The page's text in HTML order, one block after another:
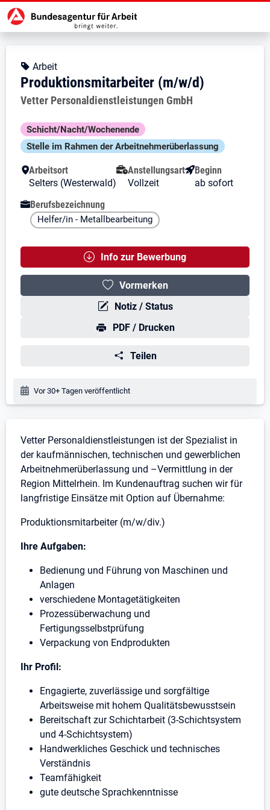
Zur Jobsuche Startseite
Stellendetails zu:
Produktionsmitarbeiter (m/
Produktionsmitarbeiter (m/w/d)
Kopfbereich
Angebotsart:
Arbeit
Produktionsmitarbeiter (m/w/d)
Arbeitgeber:
Vetter Personaldienstleistungen GmbH
Besondere Merkmale
Schicht/Nacht/Wochenende
Stelle im Rahmen der Arbeit­nehmer­über­lassung
Arbeitsort
Selters (Westerwald)
Anstellungsart
Vollzeit
Beginn
ab sofort
Berufsbezeichnung
Helfer/in - Metallbearbeitung
Info zur Bewerbung
Vormerken
Notiz / Status
PDF / Drucken
Teilen
Veröffentlichungsdatum:
Vor 30+ Tagen veröffentlicht
Stellenbeschreibung
Vetter Personaldienstleistungen ist der Spezialist in
der kaufmännischen, technischen und gewerblichen
Arbeitnehmerüberlassung und –Vermittlung in der
Region Mittelrhein. Im Kundenauftrag suchen wir für
langfristige Einsätze mit Option auf Übernahme:
Produktionsmitarbeiter (m/w/div.)
Ihre Aufgaben:
Bedienung und Führung von Maschinen und
Anlagen
verschiedene Montagetätigkeiten
Prozessüberwachung und
Fertigungsselbstprüfung
Verpackung von Endprodukten
Ihr Profil:
Engagierte, zuverlässige und sorgfältige
Arbeitsweise mit hohem Qualitätsbewusstsein
Bereitschaft zur Schichtarbeit (3-Schichtsystem
und 4-Schichtsystem)
Handwerkliches Geschick und technisches
Verständnis
Teamfähigkeit
gute deutsche Sprachkenntnisse